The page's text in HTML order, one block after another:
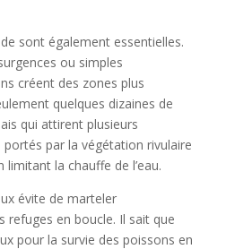
sont également essentielles.
ou simples
créent des zones plus
quelques dizaines de
qui attirent plusieurs
par la végétation rivulaire
la chauffe de l’eau.
évite de marteler
refuges en boucle. Il sait que
pour la survie des poissons en